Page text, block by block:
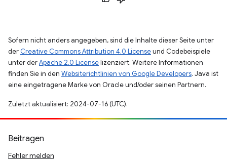
Sofern nicht anders angegeben, sind die Inhalte dieser Seite unter
der Creative Commons Attribution 4.0 Licenseund Codebeispiele
unter derApache 2.0 Licenselizenziert. Weitere Informationen
finden Sie in den Websiterichtlinien von Google Developers. Java ist
eine eingetragene Marke von Oracle und/oder seinen Partnern.
Zuletzt aktualisiert: 2024-07-16 (UTC).
Beitragen
Fehler melden